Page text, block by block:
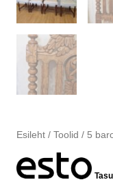
Esileht/ Toolid / 5